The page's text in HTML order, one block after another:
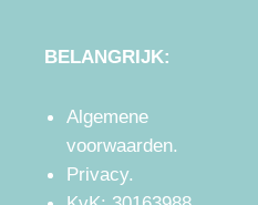
BELANGRIJK:
Algemene
voorwaarden.
Privacy.